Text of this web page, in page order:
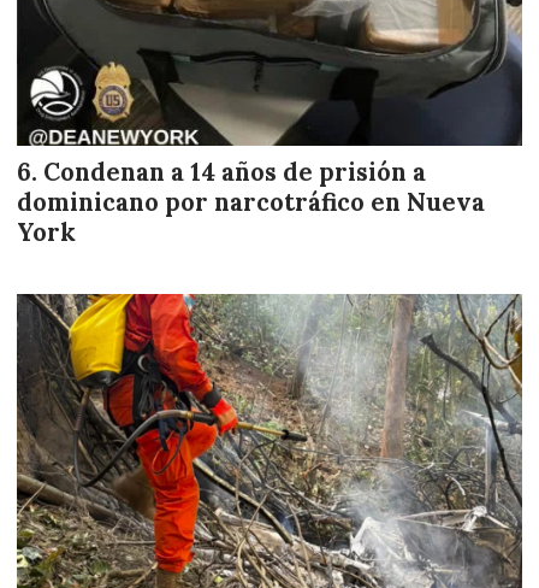
Condenan a 14 años de prisión a
dominicano por narcotráfico en Nueva
York